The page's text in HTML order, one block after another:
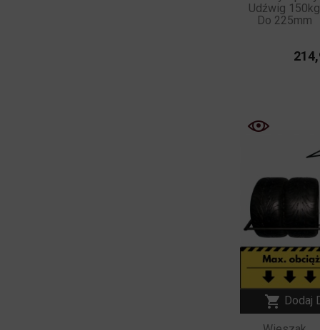
Udźwig 150kg
Do 225mm
 Dodaj